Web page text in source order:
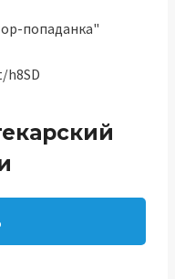
попаданка"